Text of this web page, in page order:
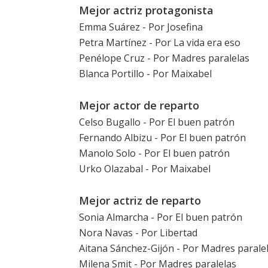
Mejor actriz protagonista
Emma Suárez - Por Josefina
Petra Martínez - Por La vida era eso
Penélope Cruz - Por Madres paralelas
Blanca Portillo - Por Maixabel
Mejor actor de reparto
Celso Bugallo - Por El buen patrón
Fernando Albizu - Por El buen patrón
Manolo Solo - Por El buen patrón
Urko Olazabal - Por Maixabel
Mejor actriz de reparto
Sonia Almarcha - Por El buen patrón
Nora Navas - Por Libertad
Aitana Sánchez-Gijón - Por Madres
Milena Smit - Por Madres paralelas